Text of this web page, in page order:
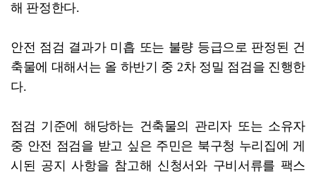
해 판정한다.
안전 점검 결과가 미흡 또는 불량 등급으로 판정된 건
축물에 대해서는 올 하반기 중 2차 정밀 점검을 진행한
다.
점검 기준에 해당하는 건축물의 관리자 또는 소유자
중 안전 점검을 받고 싶은 주민은 북구청 누리집에 게
시된 공지 사항을 참고해 신청서와 구비서류를 팩스